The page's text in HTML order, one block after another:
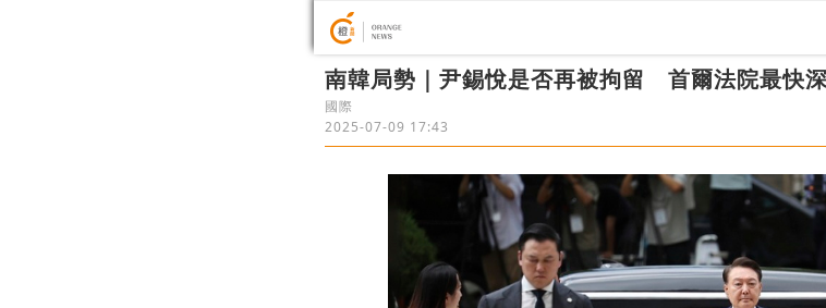
南韓局勢｜尹錫悅是否再被拘留 首爾法院最快
國際
2025-07-09 17:43